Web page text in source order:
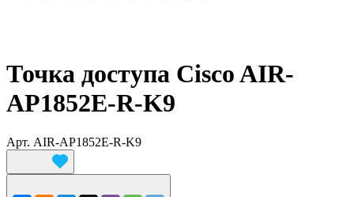
Точка доступа Cisco AIR-
AP1852E-R-K9
Арт. AIR-AP1852E-R-K9